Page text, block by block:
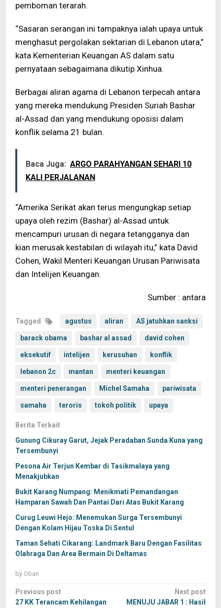
pemboman terarah.
“Sasaran serangan ini tampaknya ialah upaya untuk
menghasut pergolakan sektarian di Lebanon utara,”
kata Kementerian Keuangan AS dalam satu
pernyataan sebagaimana dikutip Xinhua.
Berbagai aliran agama di Lebanon terpecah antara
yang mereka mendukung Presiden Suriah Bashar
al-Assad dan yang mendukung oposisi dalam
konflik selama 21 bulan.
Baca Juga: ARGO PARAHYANGAN SEHARI 10
KALI PERJALANAN
“Amerika Serikat akan terus mengungkap setiap
upaya oleh rezim (Bashar) al-Assad untuk
mencampuri urusan di negara tetangganya dan
kian merusak kestabilan di wilayah itu,” kata David
Cohen, Wakil Menteri Keuangan Urusan Pariwisata
dan Intelijen Keuangan.
Sumber : antara
Tagged agustus aliran AS jatuhkan sanksi
barack obama bashar al assad david cohen
eksekutif intelijen kerusuhan konflik
lebanon 2c mantan menteri keuangan
menteri penerangan Michel Samaha pariwisata
samaha teroris tokoh politik upaya
Berita Terkait
Gunung Cikuray Garut, Jejak Peradaban Sunda Kuna yang
Tersembunyi
Pesona Air Terjun Kembar di Tasikmalaya yang
Menakjubkan
Bukit Karang Numpang: Menikmati Pemandangan
Hamparan Sawah Dan Pantai Dari Atas Bukit Karang
Curug Leuwi Hejo: Menemukan Surga Tersembunyi
Dengan Kolam Hijau Toska Di Sentul
Taman Sehati Cikarang: Landmark Baru Dengan Fasilitas
Olahraga Dan Area Bermain Di Deltamas
by Oban
Post
Previous post
27 KK Terancam Kehilangan
Next post
MENUJU JABAR 1 : Hasil